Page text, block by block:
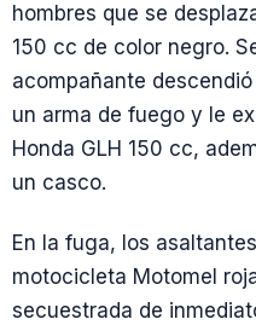
hombres que se
150 cc de color negro.
acompañante
un arma de fuego y le
Honda GLH 150 cc,
un casco.
En la fuga, los
motocicleta Motomel
secuestrada de